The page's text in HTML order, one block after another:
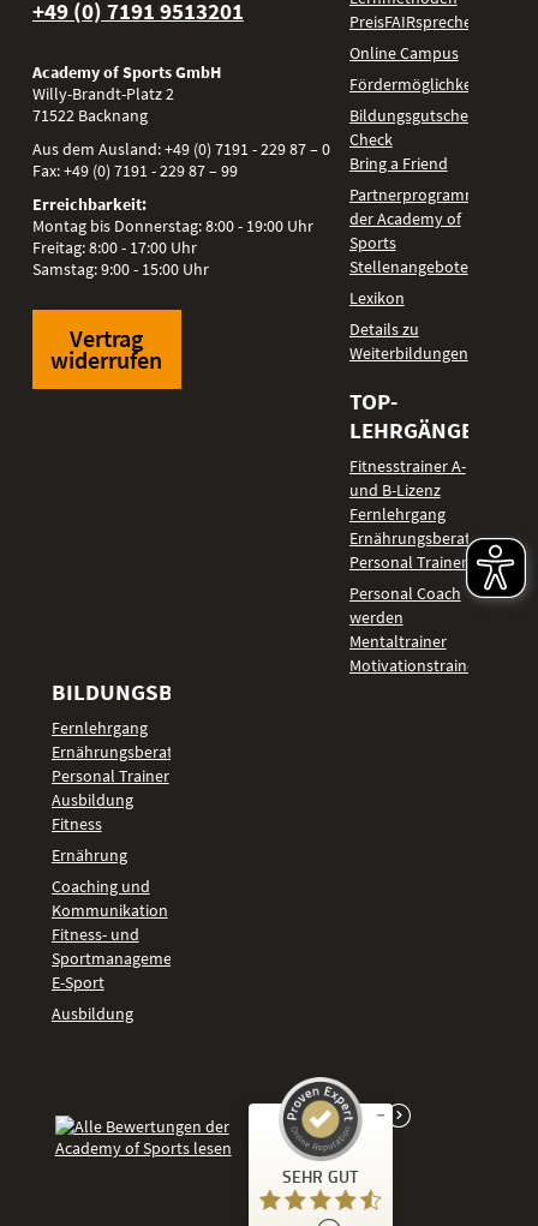
+49 (0) 7191 9513201
Academy of Sports GmbH
Willy-Brandt-Platz 2
71522 Backnang
Aus dem Ausland:+49 (0) 7191 - 229 87 – 0
Fax:+49 (0) 7191 - 229 87 – 99
Erreichbarkeit:
Montag bis Donnerstag: 8:00 - 19:00 Uhr
Freitag: 8:00 - 17:00 Uhr
Samstag: 9:00 - 15:00 Uhr
Vertrag
widerrufen
PreisFAIRsprechen
Online Campus
Fördermöglichkeiten
Bildungsgutschein
Check
Bring a Friend
Partnerprogramm
der Academy of
Sports
Stellenangebote
Lexikon
Details zu
Weiterbildungen
TOP-
LEHRGÄNGE
Fitnesstrainer A-
und B-Lizenz
Fernlehrgang
Ernährungsberater
Personal Trainer
Personal Coach
werden
Mentaltrainer
Motivationstrainer
BILDUNGSBEREICHE
Fernlehrgang
Ernährungsberater
Personal Trainer
Ausbildung
Fitness
Ernährung
Coaching und
Kommunikation
Fitness- und
Sportmanagement
E-Sport
Ausbildung
SEHR GUT
Kundenbewertungen und Erfahrungen zu
Academy of Sports